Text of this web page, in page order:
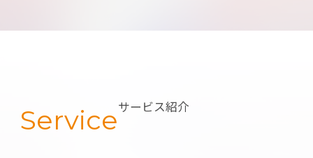
Serviceサービス紹介